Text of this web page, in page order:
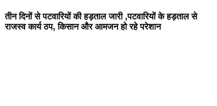
तीन दिनों से पटवारियों की हड़ताल जारी ,पटवारियों के हड़ताल से
राजस्व कार्य ठप, किसान और आमजन हो रहे परेशान